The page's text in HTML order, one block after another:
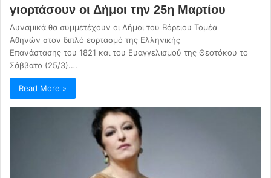
γιορτάσουν οι Δήμοι την 25η Μαρτίου
Δυναμικά θα συμμετέχουν οι Δήμοι του Βόρειου Τομέα
Αθηνών στον διπλό εορτασμό της Ελληνικής
Επανάστασης του 1821 και του Ευαγγελισμού της Θεοτόκου το
Σάββατο (25/3).…
Read More »